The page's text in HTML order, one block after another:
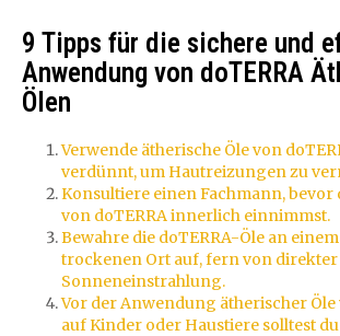
9 Tipps für die sichere und
Anwendung von doTERRA
Ölen
Verwende ätherische Öle von
verdünnt, um Hautreizungen zu
Konsultiere einen Fachmann, bevor
von doTERRA innerlich einnimmst.
Bewahre die doTERRA-Öle an
trockenen Ort auf, fern von direkter
Sonneneinstrahlung.
Vor der Anwendung ätherischer Öle
auf Kinder oder Haustiere solltest